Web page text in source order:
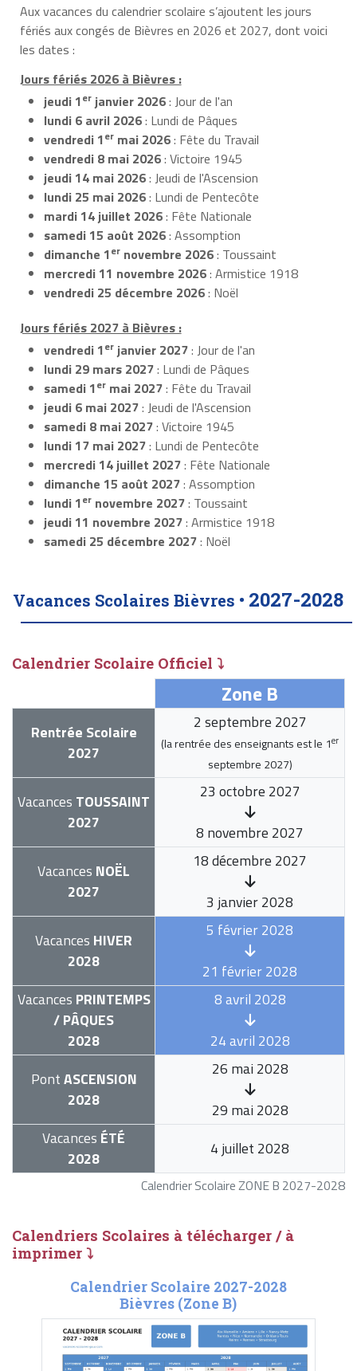
Aux vacances du calendrier scolaire s’ajoutent les jours
fériés aux congés de Bièvres en 2026 et 2027, dont voici
les dates :
Jours fériés 2026 à Bièvres :
jeudi 1er janvier 2026: Jour de l'an
lundi 6 avril 2026: Lundi de Pâques
vendredi 1er mai 2026: Fête du Travail
vendredi 8 mai 2026: Victoire 1945
jeudi 14 mai 2026: Jeudi de l'Ascension
lundi 25 mai 2026: Lundi de Pentecôte
mardi 14 juillet 2026: Fête Nationale
samedi 15 août 2026: Assomption
dimanche 1er novembre 2026: Toussaint
mercredi 11 novembre 2026: Armistice 1918
vendredi 25 décembre 2026: Noël
Jours fériés 2027 à Bièvres :
vendredi 1er janvier 2027: Jour de l'an
lundi 29 mars 2027: Lundi de Pâques
samedi 1er mai 2027: Fête du Travail
jeudi 6 mai 2027: Jeudi de l'Ascension
samedi 8 mai 2027: Victoire 1945
lundi 17 mai 2027: Lundi de Pentecôte
mercredi 14 juillet 2027: Fête Nationale
dimanche 15 août 2027: Assomption
lundi 1er novembre 2027: Toussaint
jeudi 11 novembre 2027: Armistice 1918
samedi 25 décembre 2027: Noël
Vacances Scolaires Bièvres • 2027-2028
Calendrier Scolaire Officiel ⤵
Calendrier Scolaire ZONE B 2027-2028
Zone B
Rentrée Scolaire
2027
2 septembre 2027
(la rentrée des enseignants est le 1er
septembre 2027)
Vacances TOUSSAINT
2027
23 octobre 2027
8 novembre 2027
Vacances NOËL
2027
18 décembre 2027
3 janvier 2028
Vacances HIVER
2028
5 février 2028
21 février 2028
Vacances PRINTEMPS
/ PÂQUES
2028
8 avril 2028
24 avril 2028
PontASCENSION
2028
26 mai 2028
29 mai 2028
Vacances ÉTÉ
2028
4 juillet 2028
Calendriers Scolaires à télécharger / à
imprimer ⤵
Calendrier Scolaire 2027-2028
Bièvres (Zone B)